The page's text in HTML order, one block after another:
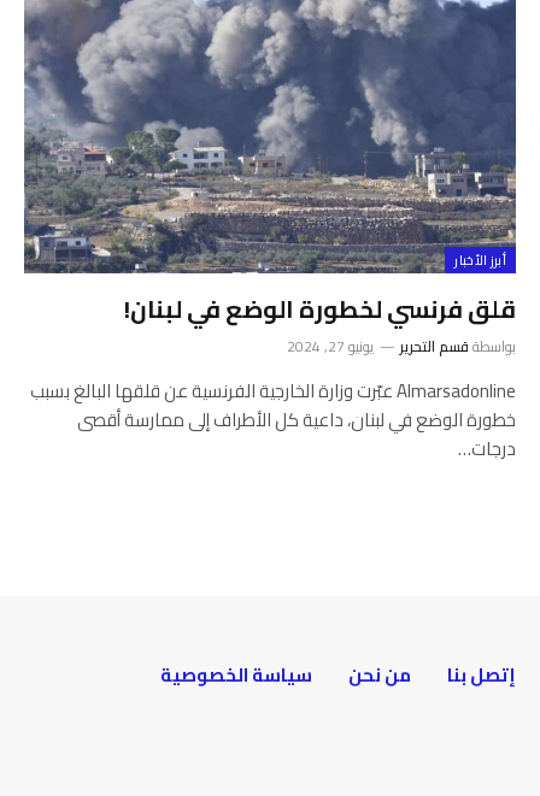
أبرز الأخبار
قلق فرنسي لخطورة الوضع في لبنان!
بواسطةقسم التحرير يونيو 27, 2024
Almarsadonline عبّرت وزارة الخارجية الفرنسية عن قلقها البالغ بسبب
خطورة الوضع في لبنان، داعية كل الأطراف إلى ممارسة أقصى
درجات…
إتصل بنا من نحن سياسة الخصوصية